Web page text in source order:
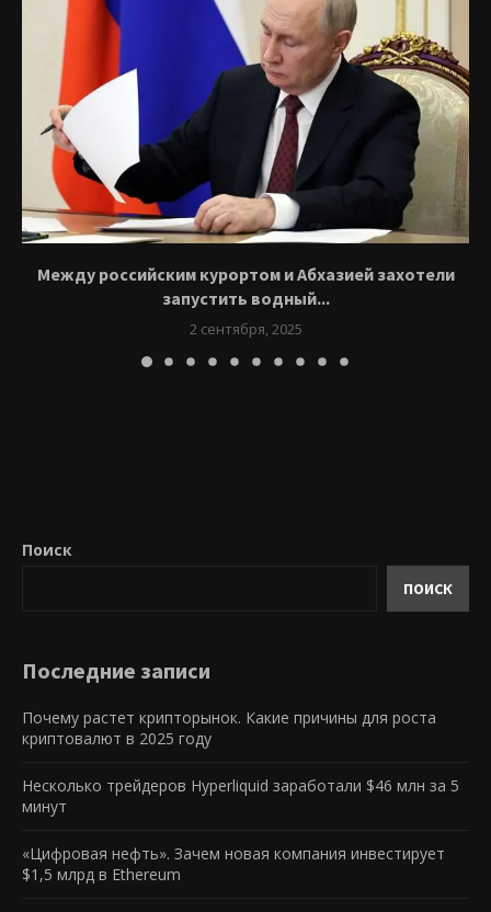
Между российским курортом и Абхазией захотели
запустить водный...
2 сентября, 2025
Поиск
ПОИСК
Последние записи
Почему растет крипторынок. Какие причины для роста
криптовалют в 2025 году
Несколько трейдеров Hyperliquid заработали $46 млн за 5
минут
«Цифровая нефть». Зачем новая компания инвестирует
$1,5 млрд в Ethereum